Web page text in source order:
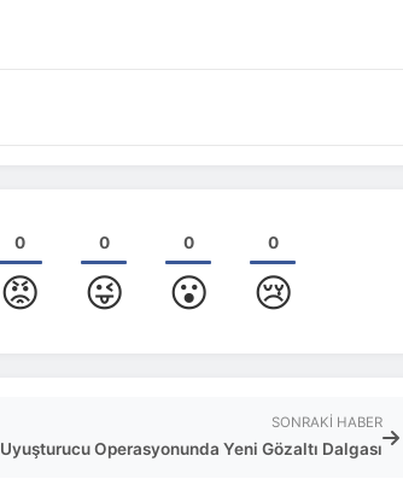
0
😡
0
😜
0
😮
0
😢
SONRAKI HABER
Uyuşturucu Operasyonunda Yeni Gözaltı Dalgası